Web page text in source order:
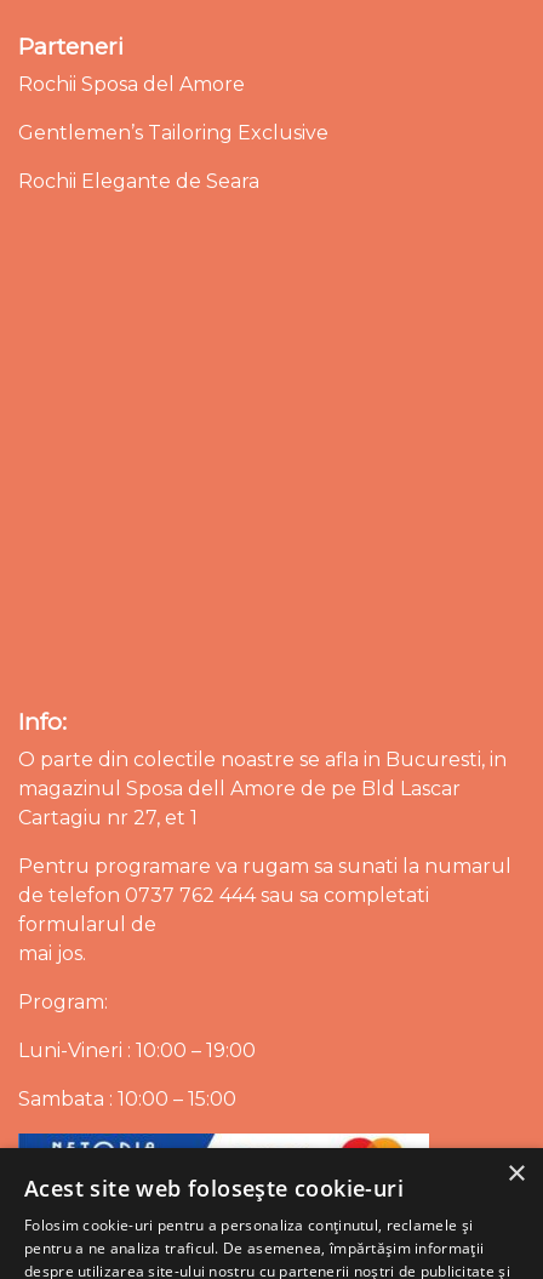
Parteneri
Rochii Sposa del Amore
Gentlemen’s Tailoring Exclusive
Rochii Elegante de Seara
Info:
O parte din colectile noastre se afla in Bucuresti, in
magazinul Sposa dell Amore de pe Bld Lascar
Cartagiu nr 27, et 1
Pentru programare va rugam sa sunati la numarul
de telefon 0737 762 444 sau sa completati
formularul de
mai jos.
Program:
Luni-Vineri : 10:00 – 19:00
Sambata : 10:00 – 15:00
×
Acest site web folosește cookie-uri
Folosim cookie-uri pentru a personaliza conținutul, reclamele și
pentru a ne analiza traficul. De asemenea, împărtășim informații
despre utilizarea site-ului nostru cu partenerii noștri de publicitate și